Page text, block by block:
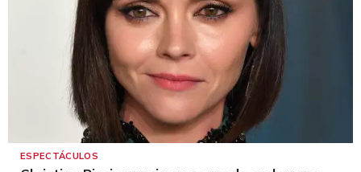
ESPECTÁCULOS